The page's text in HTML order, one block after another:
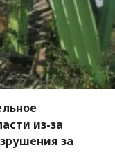
из-за
за